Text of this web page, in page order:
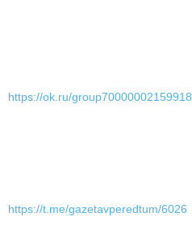
https://ok.ru/group70000002159918
https://t.me/gazetavperedtum/6026